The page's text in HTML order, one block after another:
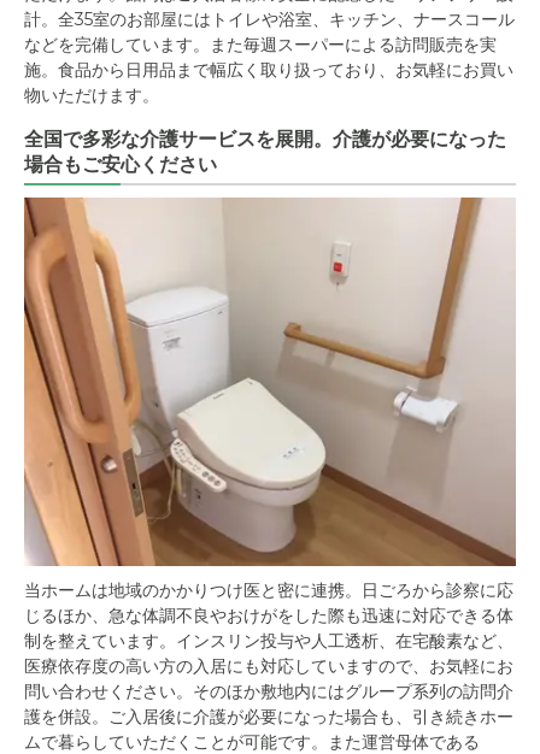
計。全35室のお部屋にはトイレや浴室、キッチン、ナースコール
などを完備しています。また毎週スーパーによる訪問販売を実
施。食品から日用品まで幅広く取り扱っており、お気軽にお買い
物いただけます。
全国で多彩な介護サービスを展開。介護が必要になった
場合もご安心ください
当ホームは地域のかかりつけ医と密に連携。日ごろから診察に応
じるほか、急な体調不良やおけがをした際も迅速に対応できる体
制を整えています。インスリン投与や人工透析、在宅酸素など、
医療依存度の高い方の入居にも対応していますので、お気軽にお
問い合わせください。そのほか敷地内にはグループ系列の訪問介
護を併設。ご入居後に介護が必要になった場合も、引き続きホー
ムで暮らしていただくことが可能です。また運営母体である